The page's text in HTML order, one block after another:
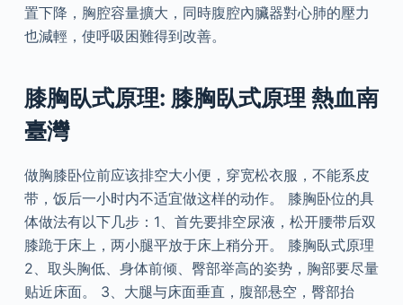
置下降，胸腔容量擴大，同時腹腔內臟器對心肺的壓力
也減輕，使呼吸困難得到改善。
膝胸臥式原理: 膝胸臥式原理 熱血南
臺灣
做胸膝卧位前应该排空大小便，穿宽松衣服，不能系皮
带，饭后一小时内不适宜做这样的动作。 膝胸卧位的具
体做法有以下几步：1、首先要排空尿液，松开腰带后双
膝跪于床上，两小腿平放于床上稍分开。 膝胸臥式原理
2、取头胸低、身体前倾、臀部举高的姿势，胸部要尽量
贴近床面。 3、大腿与床面垂直，腹部悬空，臀部抬